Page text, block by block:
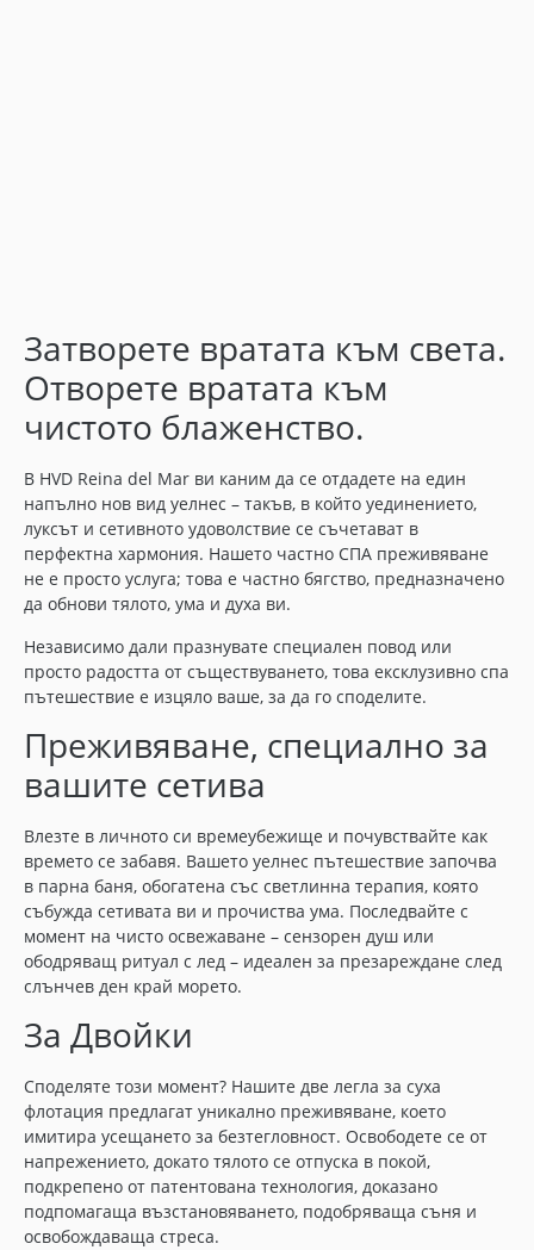
Затворете вратата към света.
Отворете вратата към
чистото блаженство.
В HVD Reina del Mar ви каним да се отдадете на един
напълно нов вид уелнес – такъв, в който уединението,
луксът и сетивното удоволствие се съчетават в
перфектна хармония. Нашето частно СПА преживяване
не е просто услуга; това е частно бягство, предназначено
да обнови тялото, ума и духа ви.
Независимо дали празнувате специален повод или
просто радостта от съществуването, това ексклузивно спа
пътешествие е изцяло ваше, за да го споделите.
Преживяване, специално за
вашите сетива
Влезте в личното си времеубежище и почувствайте как
времето се забавя. Вашето уелнес пътешествие започва
в парна баня, обогатена със светлинна терапия, която
събужда сетивата ви и прочиства ума. Последвайте с
момент на чисто освежаване – сензорен душ или
ободряващ ритуал с лед – идеален за презареждане след
слънчев ден край морето.
За Двойки
Споделяте този момент? Нашите две легла за суха
флотация предлагат уникално преживяване, което
имитира усещането за безтегловност. Освободете се от
напрежението, докато тялото се отпуска в покой,
подкрепено от патентована технология, доказано
подпомагаща възстановяването, подобряваща съня и
освобождаваща стреса.